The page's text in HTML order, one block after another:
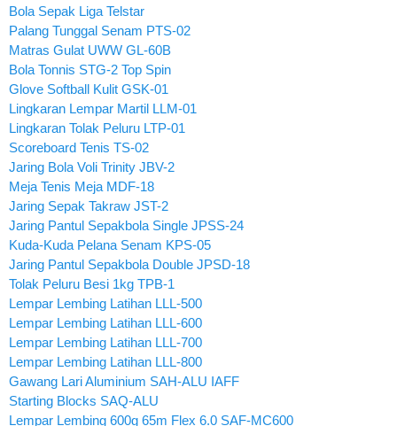
Bola Sepak Liga Telstar
Palang Tunggal Senam PTS-02
Matras Gulat UWW GL-60B
Bola Tonnis STG-2 Top Spin
Glove Softball Kulit GSK-01
Lingkaran Lempar Martil LLM-01
Lingkaran Tolak Peluru LTP-01
Scoreboard Tenis TS-02
Jaring Bola Voli Trinity JBV-2
Meja Tenis Meja MDF-18
Jaring Sepak Takraw JST-2
Jaring Pantul Sepakbola Single JPSS-24
Kuda-Kuda Pelana Senam KPS-05
Jaring Pantul Sepakbola Double JPSD-18
Tolak Peluru Besi 1kg TPB-1
Lempar Lembing Latihan LLL-500
Lempar Lembing Latihan LLL-600
Lempar Lembing Latihan LLL-700
Lempar Lembing Latihan LLL-800
Gawang Lari Aluminium SAH-ALU IAFF
Starting Blocks SAQ-ALU
Lempar Lembing 600g 65m Flex 6.0 SAF-MC600